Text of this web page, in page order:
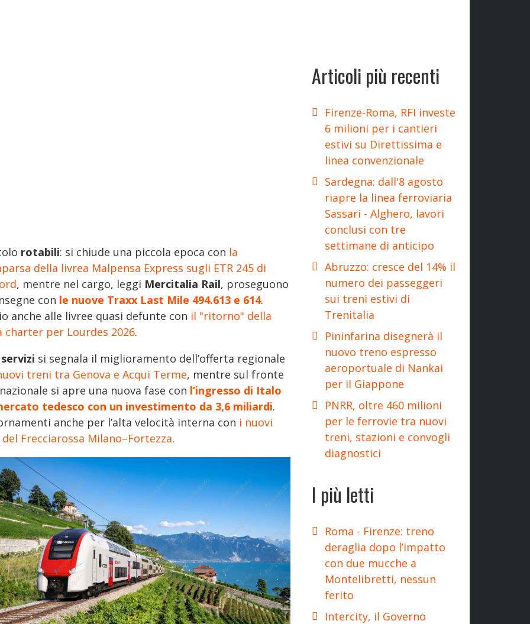
rotabili: si chiude una piccola epoca con la
della livrea Malpensa Express sugli ETR 245 di
, mentre nel cargo, leggi Mercitalia Rail, proseguono
con le nuove Traxx Last Mile 494.613 e 614.
anche alle livree quasi defunte con il "ritorno" della
charter per Lourdes 2026.
servizi si segnala il miglioramento dell’offerta regionale
treni tra Genova e Acqui Terme, mentre sul fronte
si apre una nuova fase con l’ingresso di Italo
tedesco con un investimento da 3,6 miliardi.
anche per l’alta velocità interna con i nuovi
Frecciarossa Milano–Fortezza.
Articoli più recenti
Firenze-Roma, RFI investe
6 milioni per i cantieri
estivi su Direttissima e
linea convenzionale
Sardegna: dall'8 agosto
riapre la linea ferroviaria
Sassari - Alghero, lavori
conclusi con tre
settimane di anticipo
Abruzzo: cresce del 14% il
numero dei passeggeri
sui treni estivi di
Trenitalia
Pininfarina disegnerà il
nuovo treno espresso
aeroportuale di Nankai
per il Giappone
PNRR, oltre 460 milioni
per le ferrovie tra nuovi
treni, stazioni e convogli
diagnostici
I più letti
Roma - Firenze: treno
deraglia dopo l’impatto
con due mucche a
Montelibretti, nessun
ferito
Intercity, il Governo